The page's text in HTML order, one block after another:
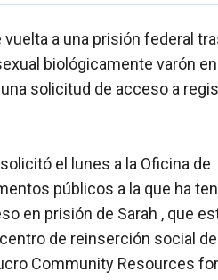
a una prisión federal
biológicamente varón
solicitud de acceso a
el lunes a la Oficina de
públicos a la que ha
en prisión de Sarah , que
de reinserción social
Community Resources for